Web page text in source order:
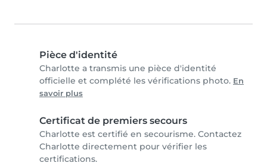
Pièce d'identité
Charlotte a transmis une pièce d'identité
officielle et complété les vérifications photo. En
savoir plus
Certificat de premiers secours
Charlotte est certifié en secourisme. Contactez
Charlotte directement pour vérifier les
certifications.